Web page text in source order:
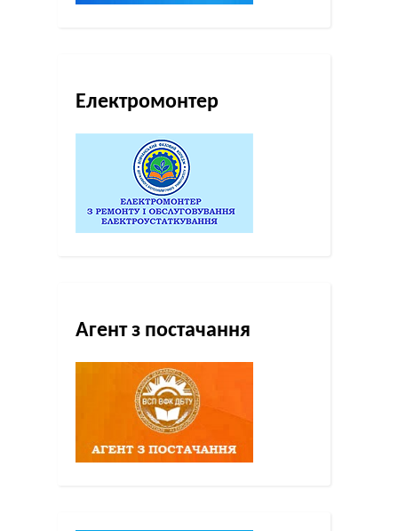
Електромонтер
Агент з постачання